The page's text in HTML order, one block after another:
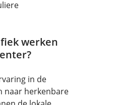
werken
in de
naar herkenbare